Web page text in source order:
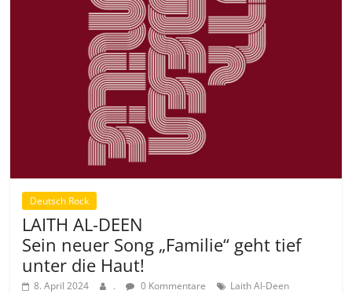
Deutsch Rock
LAITH AL-DEEN
Sein neuer Song „Familie“ geht tief
unter die Haut!
8. April 2024 . 0 Kommentare Laith Al-Deen